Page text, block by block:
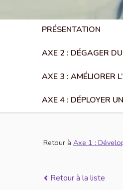
PRÉSENTATION
AXE 2 : DÉGAGER
AXE 3 : AMÉLIORER
AXE 4 : DÉPLOYER
Retour à Axe 1 :
Retour à la liste